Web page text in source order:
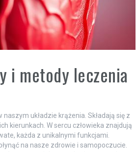
i metody leczenia
układzie krążenia. Składają się z
kierunkach. W sercu człowieka znajdują
każda z unikalnymi funkcjami.
na nasze zdrowie i samopoczucie.